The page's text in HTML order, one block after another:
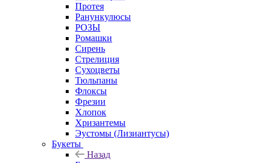
Протея
Ранункулюсы
РОЗЫ
Ромашки
Сирень
Стрелиция
Сухоцветы
Тюльпаны
Флоксы
Фрезии
Хлопок
Хризантемы
Эустомы (Лизиантусы)
Букеты
Назад